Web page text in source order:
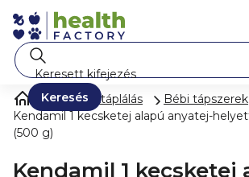
tartalomhoz
Keresés
Gyermektáplálás Bébi tápszerek
Kendamil 1 kecsketej alapú anyatej-
(500 g)
Kendamil 1 kecsketej